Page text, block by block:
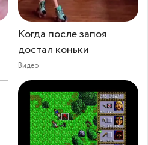
Когда после запоя
достал коньки⁠⁠
Видео